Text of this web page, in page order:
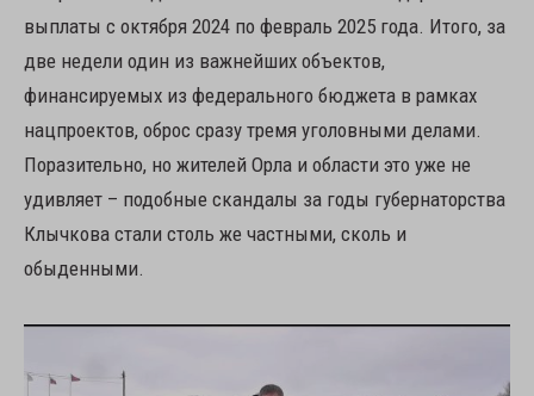
выплаты с октября 2024 по февраль 2025 года. Итого, за
две недели один из важнейших объектов,
финансируемых из федерального бюджета в рамках
нацпроектов, оброс сразу тремя уголовными делами.
Поразительно, но жителей Орла и области это уже не
удивляет – подобные скандалы за годы губернаторства
Клычкова стали столь же частными, сколь и
обыденными.